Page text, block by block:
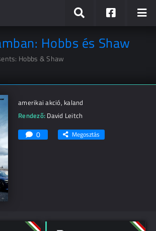
Hobbs és Shaw
Hobbs & Shaw
amerikai akció, kaland
Rendező: David Leitch
0 Megosztás